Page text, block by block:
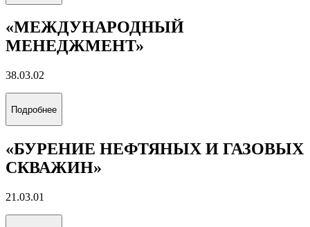
«МЕЖДУНАРОДНЫЙ
МЕНЕДЖМЕНТ»
38.03.02
Подробнее
«БУРЕНИЕ НЕФТЯНЫХ И ГАЗОВЫХ
СКВАЖИН»
21.03.01